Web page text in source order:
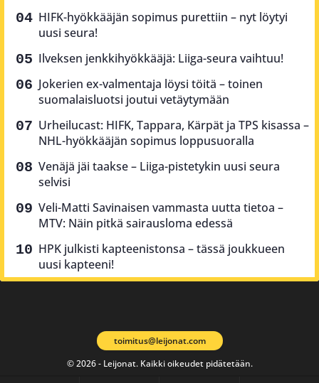
HIFK-hyökkääjän sopimus purettiin – nyt löytyi
uusi seura!
Ilveksen jenkkihyökkääjä: Liiga-seura vaihtuu!
Jokerien ex-valmentaja löysi töitä – toinen
suomalaisluotsi joutui vetäytymään
Urheilucast: HIFK, Tappara, Kärpät ja TPS kisassa –
NHL-hyökkääjän sopimus loppusuoralla
Venäjä jäi taakse – Liiga-pistetykin uusi seura
selvisi
Veli-Matti Savinaisen vammasta uutta tietoa –
MTV: Näin pitkä sairausloma edessä
HPK julkisti kapteenistonsa – tässä joukkueen
uusi kapteeni!
© 2026 - Leijonat. Kaikki oikeudet pidätetään.
toimitus@leijonat.com